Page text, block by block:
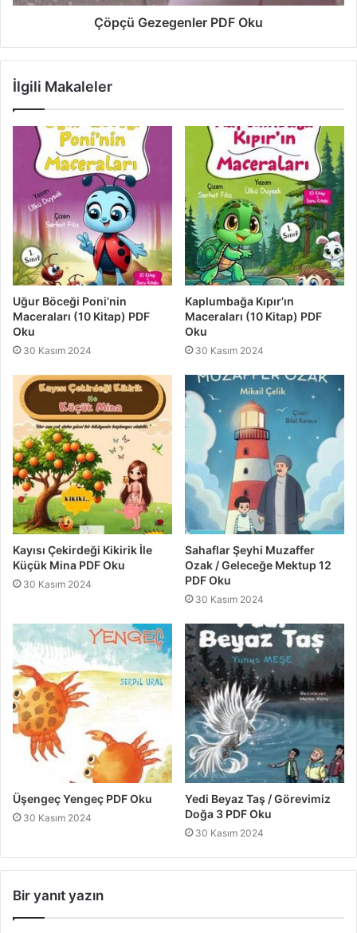
Çöpçü Gezegenler PDF Oku
İlgili Makaleler
Uğur Böceği Poni’nin
Maceraları (10 Kitap) PDF
Oku
30 Kasım 2024
Kaplumbağa Kıpır’ın
Maceraları (10 Kitap) PDF
Oku
30 Kasım 2024
Kayısı Çekirdeği Kikirik İle
Küçük Mina PDF Oku
30 Kasım 2024
Sahaflar Şeyhi Muzaffer
Ozak / Geleceğe Mektup 12
PDF Oku
30 Kasım 2024
Üşengeç Yengeç PDF Oku
30 Kasım 2024
Yedi Beyaz Taş / Görevimiz
Doğa 3 PDF Oku
30 Kasım 2024
Bir yanıt yazın